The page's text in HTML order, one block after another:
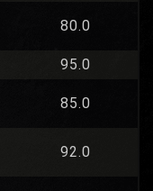
80.0
95.0
85.0
92.0